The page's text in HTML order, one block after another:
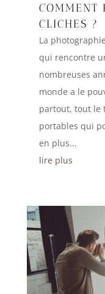
COMMENT
CLICHES ?
La
qui rencontre
nombreuses
monde a le
partout, tout le
portables qui
en plus...
lire plus